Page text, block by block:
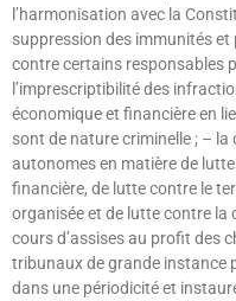
l’harmonisation avec la
suppression des immunités et
contre certains responsables
l’imprescriptibilité des
économique et financière en
sont de nature criminelle ; –
autonomes en matière de
financière, de lutte contre le
organisée et de lutte contre la
cours d’assises au profit des
tribunaux de grande instance
dans une périodicité et